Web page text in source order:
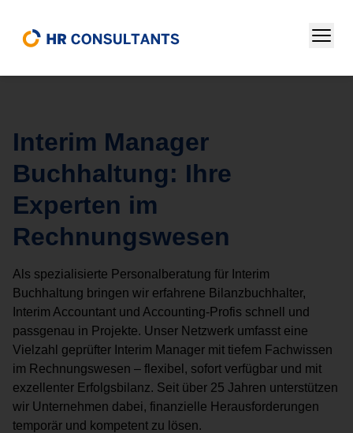
Home / Interim Management
Interim Manager
Buchhaltung: Ihre
Experten im
Rechnungswesen
Als spezialisierte Personalberatung für Interim
Buchhaltung bringen wir erfahrene Bilanzbuchhalter,
Interim Accountant und Accounting-Profis schnell und
passgenau in Projekte. Unser Netzwerk umfasst eine
Vielzahl geprüfter Interim Manager mit tiefem Fachwissen
im Rechnungswesen – flexibel, sofort verfügbar und mit
exzellenter Erfolgsbilanz. Seit über 25 Jahren unterstützen
wir Unternehmen dabei, finanzielle Herausforderungen
temporär und kompetent zu lösen.